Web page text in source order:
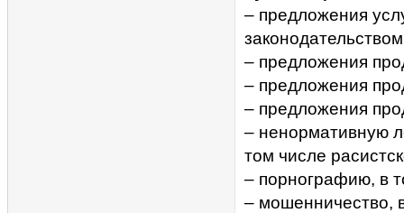
– предложения
– предложения
– предложения
– предложения
– ненормативную
том числе
– порнографию, в
– мошенничество,